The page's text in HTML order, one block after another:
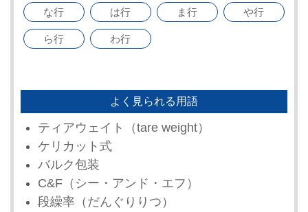
な行 は行 ま行 や行
ら行 わ行
よく見られる用語
ティアウェイト（tare weight）
ケリカット式
バルク包装
C&F（シー・アンド・エフ）
段繰率（だんぐりりつ）